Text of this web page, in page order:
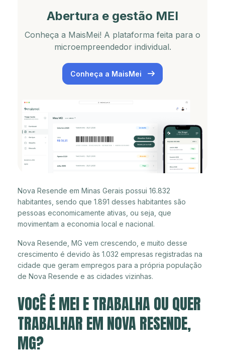
Abertura e gestão MEI
Conheça a MaisMei! A plataforma feita para o
microempreendedor individual.
Conheça a MaisMei
Nova Resende em Minas Gerais possui 16.832
habitantes, sendo que 1.891 desses habitantes são
pessoas economicamente ativas, ou seja, que
movimentam a economia local e nacional.
Nova Resende, MG vem crescendo, e muito desse
crescimento é devido às 1.032 empresas registradas na
cidade que geram empregos para a própria população
de Nova Resende e as cidades vizinhas.
VOCÊ É MEI E TRABALHA OU QUER
TRABALHAR EM NOVA RESENDE,
MG?